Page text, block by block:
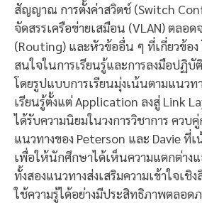
สัญญาณ การตั้งค่าสวิตช์ (Switch
จัดสรรเครือข่ายเสมือน (VLAN) ตลอ
(Routing) และหัวข้ออื่น ๆ ที่เกี่ยวข้อ
สนใจในการเรียนรู้และการลงมือปฏิบัติ
โดยรูปแบบการเรียนมุ่งเน้นตามแนวท
เรียนรู้ตั้งแต่ Application ลงสู่ Link
ได้รับความนิยมในวงการวิชาการ ควบ
แนวทางของ Peterson และ Davie ที่
เพื่อให้นักศึกษาได้เห็นความแตกต่างแ
ทั้งสองแนวทางส่งเสริมความเข้าใจเชิ
ใช้ความรู้ได้อย่างมีประสิทธิภาพตลอด